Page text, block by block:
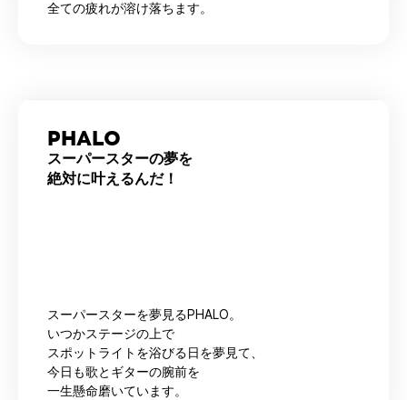
全ての疲れが溶け落ちます。
PHALO
スーパースターの夢を
絶対に叶えるんだ！
スーパースターを夢見るPHALO。
いつかステージの上で
スポットライトを浴びる日を夢見て、
今日も歌とギターの腕前を
一生懸命磨いています。